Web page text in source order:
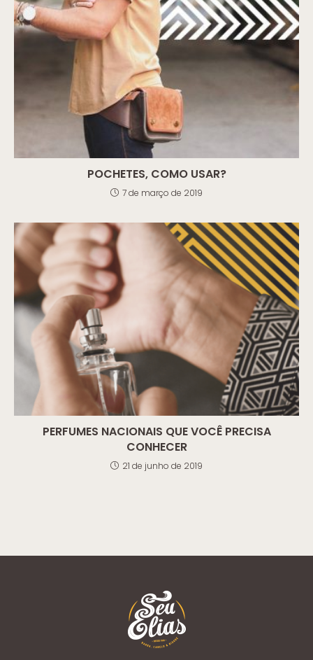
POCHETES, COMO USAR?
7 de março de 2019
PERFUMES NACIONAIS QUE VOCÊ PRECISA
CONHECER
21 de junho de 2019